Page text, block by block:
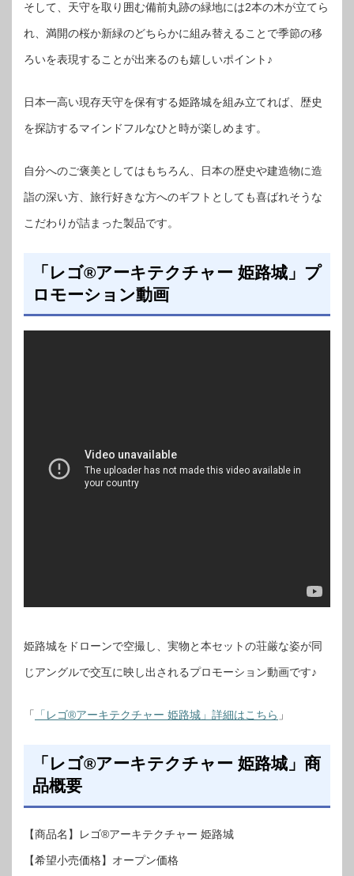
そして、天守を取り囲む備前丸跡の緑地には2本の木が立てら
れ、満開の桜か新緑のどちらかに組み替えることで季節の移
ろいを表現することが出来るのも嬉しいポイント♪
日本一高い現存天守を保有する姫路城を組み立てれば、歴史
を探訪するマインドフルなひと時が楽しめます。
自分へのご褒美としてはもちろん、日本の歴史や建造物に造
詣の深い方、旅行好きな方へのギフトとしても喜ばれそうな
こだわりが詰まった製品です。
「レゴ®アーキテクチャー 姫路城」プ
ロモーション動画
姫路城をドローンで空撮し、実物と本セットの荘厳な姿が同
じアングルで交互に映し出されるプロモーション動画です♪
「 「レゴ®アーキテクチャー 姫路城」詳細はこちら 」
「レゴ®アーキテクチャー 姫路城」商
品概要
【商品名】レゴ®アーキテクチャー 姫路城
【希望小売価格】オープン価格